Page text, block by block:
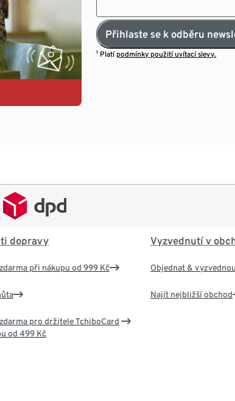
Přihlaste se k odběru
¹ Platí podmínky použití uvítací slevy.
dopravy
při nákupu od 999 Kč
pro držitele TchiboCard
od 499 Kč
Vyzvednutí v
Objednat &
Najít nejbližší obchod